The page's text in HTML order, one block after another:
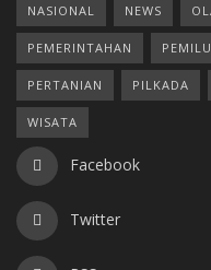
NASIONAL NEWS
PEMERINTAHAN PEMILU
PERTANIAN PILKADA
WISATA
Facebook
Twitter